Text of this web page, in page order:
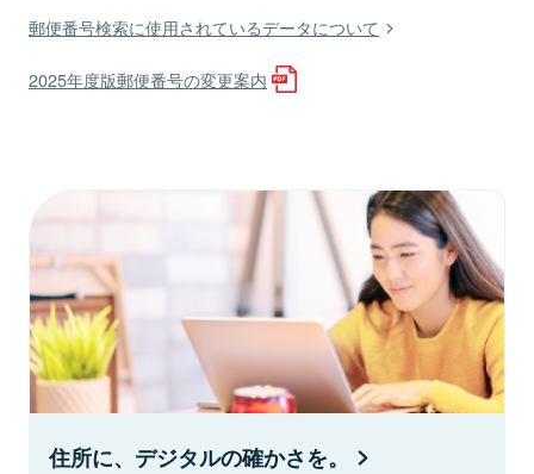
郵便番号検索に使用されているデータについて
2025年度版郵便番号の変更案内
住所に、デジタルの確かさを。